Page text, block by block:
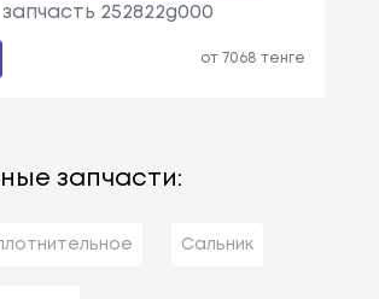
запчасть 252822g000
от 7068 тенге
запчасти:
Сальник